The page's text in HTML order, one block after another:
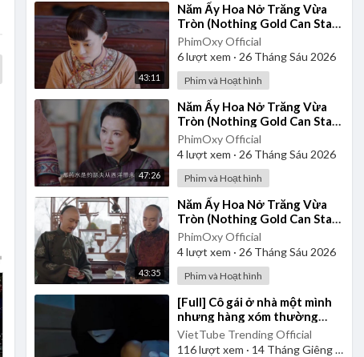
43:11
⁣Năm Ấy Hoa Nở Trăng Vừa
Tròn (Nothing Gold Can Stay)
2017 - Tập 23 | Thuyết Minh
PhimOxy Official
6lượt xem · 26 Tháng Sáu 2026
Phim và Hoạt hình
47:26
⁣Năm Ấy Hoa Nở Trăng Vừa
Tròn (Nothing Gold Can Stay)
2017 - Tập 21 | Thuyết Minh
PhimOxy Official
4lượt xem · 26 Tháng Sáu 2026
Phim và Hoạt hình
43:35
⁣Năm Ấy Hoa Nở Trăng Vừa
Tròn (Nothing Gold Can Stay)
2017 - Tập 26 | Thuyết Minh
PhimOxy Official
4lượt xem · 26 Tháng Sáu 2026
Phim và Hoạt hình
⁣[Full] Cô gái ở nhà một mình
nhưng hàng xóm thường
nghe tiếng xả nước ở nhà cô
lúc 1 giờ khuya
VietTube Trending Official
116lượt xem · 14 Tháng Giêng 2025